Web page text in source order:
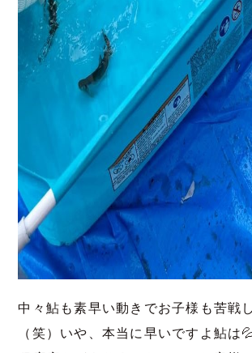
中々鮎も素早い動きでお子様も苦戦
（笑）いや、本当に早いですよ鮎は